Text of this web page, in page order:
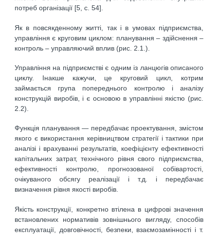
потреб організації [5, с. 54].
Як в повсякденному житті, так і в умовах підприємства,
управління є круговим циклом: планування – здійснення –
контроль – управляючий вплив (рис. 2.1.).
Управління на підприємстві є одним із ланцюгів описаного
циклу. Інакше кажучи, це круговий цикл, котрим
займається група попереднього контролю і аналізу
конструкцій виробів, і є основою в управлінні якістю (рис.
2.2).
Функція планування — передбачає проектування, змістом
якого є використання керівництвом стратегії і тактики при
аналізі і врахуванні результатів, коефіцієнту ефективності
капітальних затрат, технічного рівня свого підприємства,
ефективності контролю, прогнозованої собівартості,
очікуваного обсягу реалізації і т.д. і передбачає
визначення рівня якості виробів.
Якість конструкції, конкретно втілена в цифрові значення
встановлених нормативів зовнішнього вигляду, способів
експлуатації, довговічності, безпеки, взаємозамінності і т.